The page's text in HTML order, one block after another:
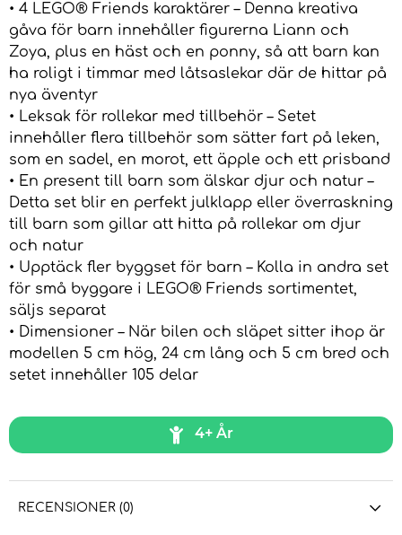
• 4 LEGO® Friends karaktärer – Denna kreativa
gåva för barn innehåller figurerna Liann och
Zoya, plus en häst och en ponny, så att barn kan
ha roligt i timmar med låtsaslekar där de hittar på
nya äventyr
• Leksak för rollekar med tillbehör – Setet
innehåller flera tillbehör som sätter fart på leken,
som en sadel, en morot, ett äpple och ett prisband
• En present till barn som älskar djur och natur –
Detta set blir en perfekt julklapp eller överraskning
till barn som gillar att hitta på rollekar om djur
och natur
• Upptäck fler byggset för barn – Kolla in andra set
för små byggare i LEGO® Friends sortimentet,
säljs separat
• Dimensioner – När bilen och släpet sitter ihop är
modellen 5 cm hög, 24 cm lång och 5 cm bred och
setet innehåller 105 delar
4+ År
RECENSIONER (0)